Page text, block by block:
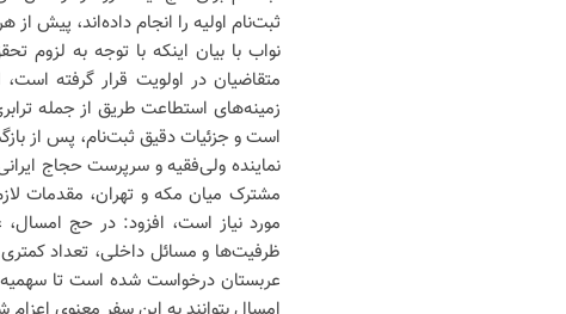
ثبت‌نام اولیه را انجام داده‌اند، پیش
نواب با بیان اینکه با توجه به
متقاضیان در اولویت قرار گرفته
زمینه‌های استطاعت طریق از جمله
است و جزئیات دقیق ثبت‌نام، پس از
نماینده ولی‌فقیه و سرپرست حجاج
مشترک میان مکه و تهران، مقدمات
ظرفیت‌ها و مسائل داخلی، تعداد
عربستان درخواست شده است تا سهمیه